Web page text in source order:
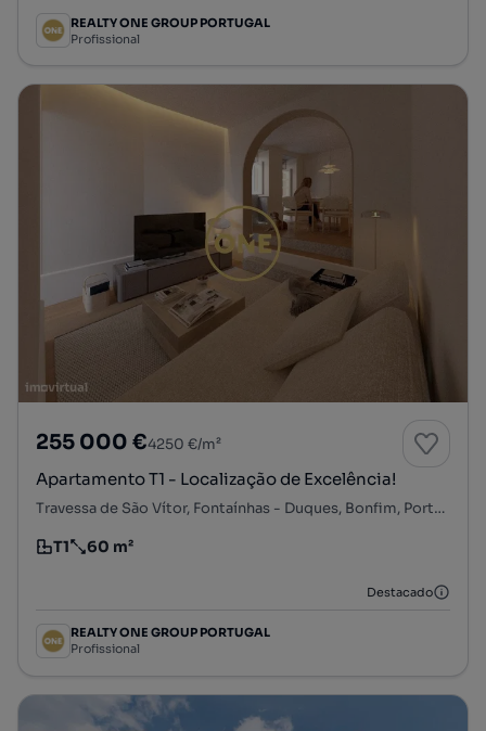
REALTY ONE GROUP PORTUGAL
Profissional
255 000 €4250 €/m²
Apartamento T1 - Localização de Excelência!
Travessa de São Vítor, Fontaínhas - Duques, Bonfim, Porto, Porto
Tipologia
T1
Preço por metro quadrado
60 m²
Destacado
REALTY ONE GROUP PORTUGAL
Profissional